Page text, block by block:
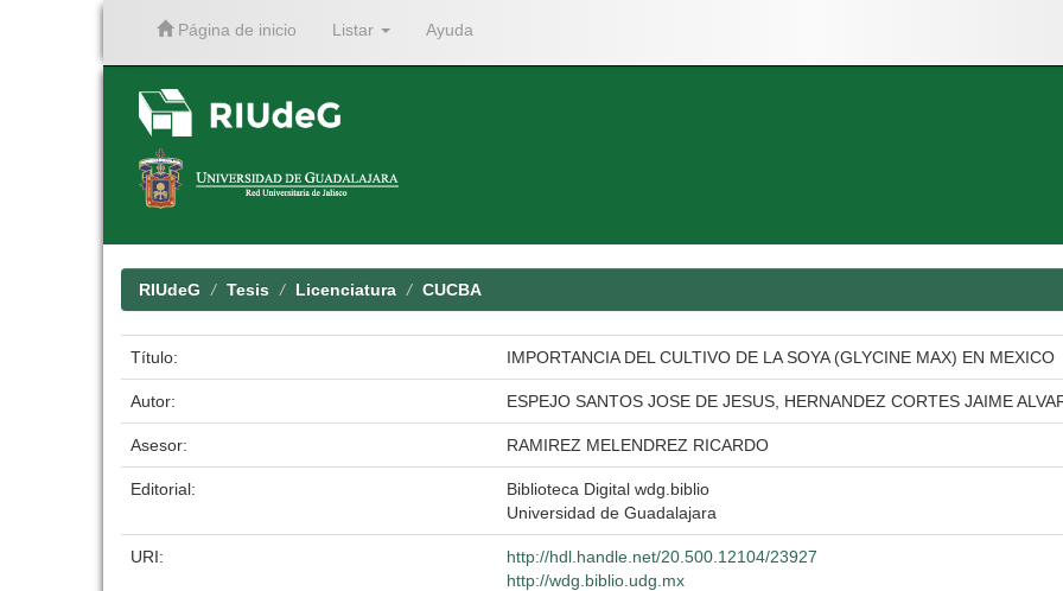
Página de inicio Listar Ayuda
RIUdeG Tesis Licenciatura CUCBA
Título: IMPORTANCIA DEL CULTIVO DE LA SOYA (GLYCINE MAX) EN MEXICO
Autor: ESPEJO SANTOS JOSE DE JESUS, HERNANDEZ CORTES JAIME
Asesor: RAMIREZ MELENDREZ RICARDO
Editorial:
Biblioteca Digital wdg.biblio
Universidad de Guadalajara
URI:
http://hdl.handle.net/20.500.12104/23927
http://wdg.biblio.udg.mx